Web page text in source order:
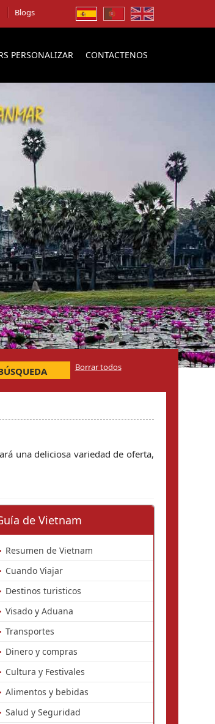
Blogs
PERSONALIZAR CONTACTENOS
Borrar todos
una deliciosa variedad de oferta,
de Vietnam
Resumen de Vietnam
Cuando Viajar
Destinos turisticos
Visado y Aduana
Transportes
Dinero y compras
Cultura y Festivales
Alimentos y bebidas
Salud y Seguridad